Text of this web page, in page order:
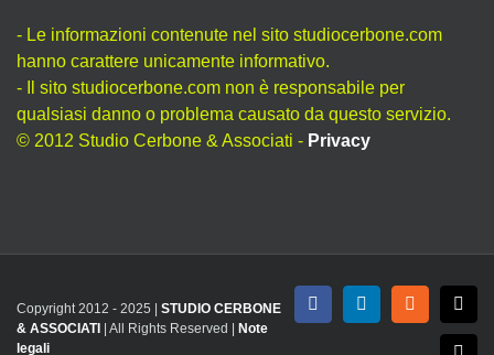
- Le informazioni contenute nel sito studiocerbone.com
hanno carattere unicamente informativo.
- Il sito studiocerbone.com non è responsabile per
qualsiasi danno o problema causato da questo servizio.
© 2012 Studio Cerbone & Associati - Privacy
Copyright 2012 - 2025 | STUDIO CERBONE
& ASSOCIATI
| All Rights Reserved |
Note
legali
FacebookLinkedInRss X